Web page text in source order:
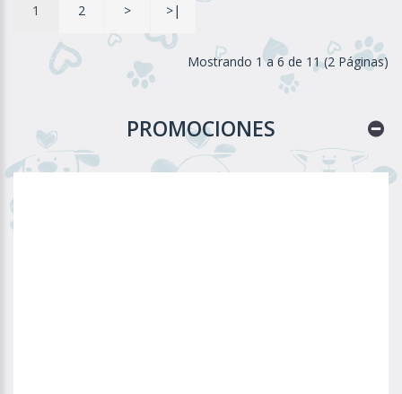
1 2 > >|
Mostrando 1 a 6 de 11 (2 Páginas)
PROMOCIONES